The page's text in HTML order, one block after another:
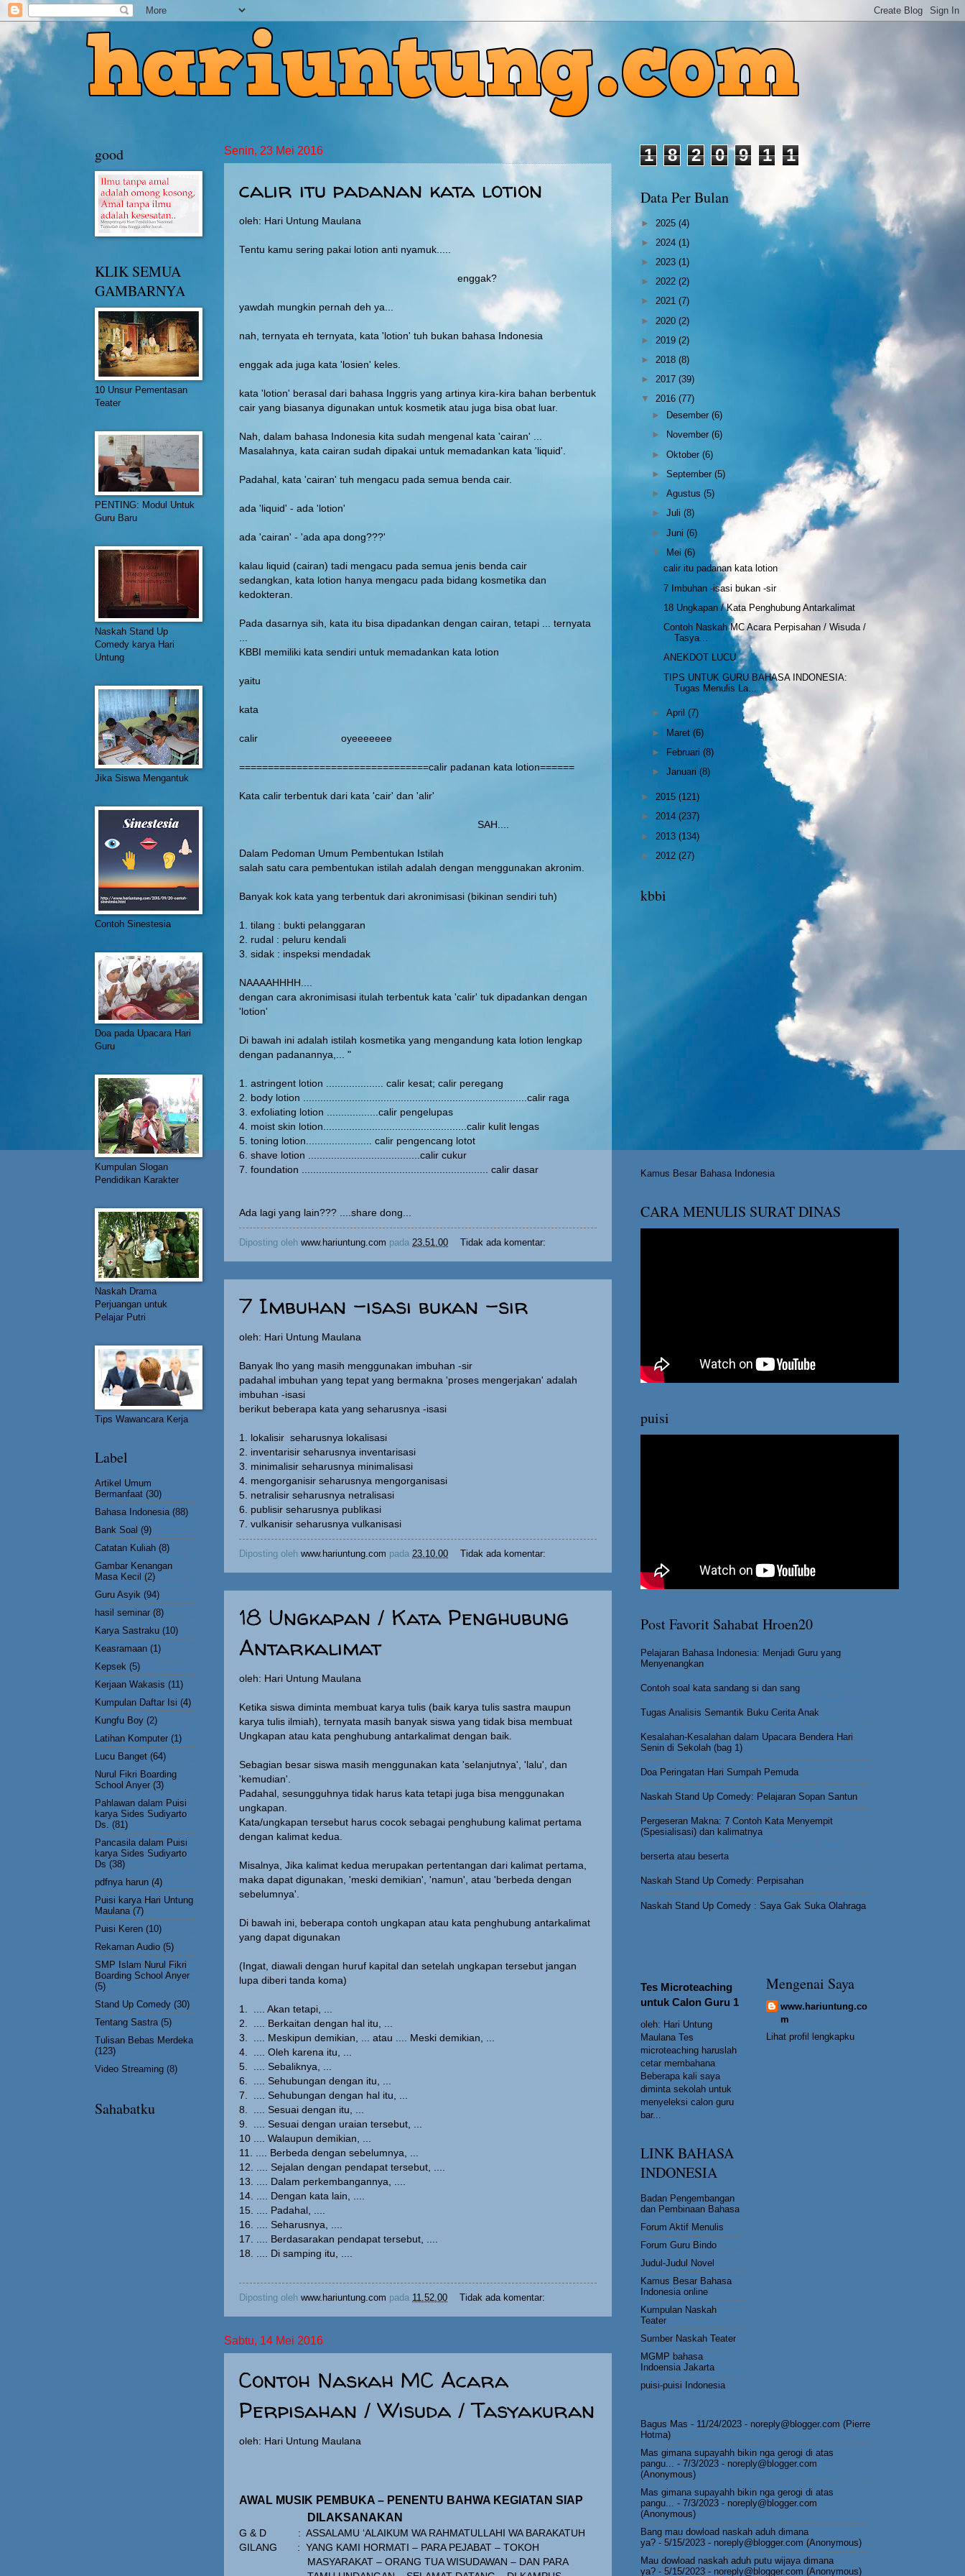
Senin, 23 Mei 2016
calir itu padanan kata lotion
oleh: Hari Untung Maulana
Tentu kamu sering pakai lotion anti nyamuk.....
enggak?
yawdah mungkin pernah deh ya...
nah, ternyata eh ternyata, kata 'lotion' tuh bukan bahasa Indonesia
enggak ada juga kata 'losien' keles.
kata 'lotion' berasal dari bahasa Inggris yang artinya kira-kira bahan berbentuk
cair yang biasanya digunakan untuk kosmetik atau juga bisa obat luar.
Nah, dalam bahasa Indonesia kita sudah mengenal kata 'cairan' ...
Masalahnya, kata cairan sudah dipakai untuk memadankan kata 'liquid'.
Padahal, kata 'cairan' tuh mengacu pada semua benda cair.
ada 'liquid' - ada 'lotion'
ada 'cairan' - 'ada apa dong???'
kalau liquid (cairan) tadi mengacu pada semua jenis benda cair
sedangkan, kata lotion hanya mengacu pada bidang kosmetika dan
kedokteran.
Pada dasarnya sih, kata itu bisa dipadankan dengan cairan, tetapi ... ternyata
KBBI memiliki kata sendiri untuk memadankan kata lotion
yaitu
kata
calir oyeeeeeee
=================================calir padanan kata lotion======
Kata calir terbentuk dari kata 'cair' dan 'alir'
SAH....
Dalam Pedoman Umum Pembentukan Istilah
salah satu cara pembentukan istilah adalah dengan menggunakan akronim.
Banyak kok kata yang terbentuk dari akronimisasi (bikinan sendiri tuh)
1. tilang : bukti pelanggaran
2. rudal : peluru kendali
3. sidak : inspeksi mendadak
NAAAAHHHH....
dengan cara akronimisasi itulah terbentuk kata 'calir' tuk dipadankan dengan
'lotion'
Di bawah ini adalah istilah kosmetika yang mengandung kata lotion lengkap
dengan padanannya,... "
1. astringent lotion .................... calir kesat; calir peregang
2. body lotion ..............................................................................calir raga
3. exfoliating lotion ..................calir pengelupas
4. moist skin lotion..................................................calir kulit lengas
5. toning lotion....................... calir pengencang lotot
6. shave lotion .......................................calir cukur
7. foundation ................................................................. calir dasar
Ada lagi yang lain??? ....share dong...
Diposting oleh www.hariuntung.com pada 23.51.00 Tidak ada komentar:
7 Imbuhan -isasi bukan -sir
oleh: Hari Untung Maulana
Banyak lho yang masih menggunakan imbuhan -sir
padahal imbuhan yang tepat yang bermakna 'proses mengerjakan' adalah
imbuhan -isasi
berikut beberapa kata yang seharusnya -isasi
1. lokalisir seharusnya lokalisasi
2. inventarisir seharusnya inventarisasi
3. minimalisir seharusnya minimalisasi
4. mengorganisir seharusnya mengorganisasi
5. netralisir seharusnya netralisasi
6. publisir seharusnya publikasi
7. vulkanisir seharusnya vulkanisasi
Diposting oleh www.hariuntung.com pada 23.10.00 Tidak ada komentar:
18 Ungkapan / Kata Penghubung
Antarkalimat
oleh: Hari Untung Maulana
Ketika siswa diminta membuat karya tulis (baik karya tulis sastra maupun
karya tulis ilmiah), ternyata masih banyak siswa yang tidak bisa membuat
Ungkapan atau kata penghubung antarkalimat dengan baik.
Sebagian besar siswa masih menggunakan kata 'selanjutnya', 'lalu', dan
'kemudian'.
Padahal, sesungguhnya tidak harus kata tetapi juga bisa menggunakan
ungkapan.
Kata/ungkapan tersebut harus cocok sebagai penghubung kalimat pertama
dengan kalimat kedua.
Misalnya, Jika kalimat kedua merupakan pertentangan dari kalimat pertama,
maka dapat digunakan, 'meski demikian', 'namun', atau 'berbeda dengan
sebelumnya'.
Di bawah ini, beberapa contoh ungkapan atau kata penghubung antarkalimat
yang dapat digunakan
(Ingat, diawali dengan huruf kapital dan setelah ungkapan tersebut jangan
lupa diberi tanda koma)
1. .... Akan tetapi, ...
2. .... Berkaitan dengan hal itu, ...
3. .... Meskipun demikian, ... atau .... Meski demikian, ...
4. .... Oleh karena itu, ...
5. .... Sebaliknya, ...
6. .... Sehubungan dengan itu, ...
7. .... Sehubungan dengan hal itu, ...
8. .... Sesuai dengan itu, ...
9. .... Sesuai dengan uraian tersebut, ...
10 .... Walaupun demikian, ...
11. .... Berbeda dengan sebelumnya, ...
12. .... Sejalan dengan pendapat tersebut, ....
13. .... Dalam perkembangannya, ....
14. .... Dengan kata lain, ....
15. .... Padahal, ....
16. .... Seharusnya, ....
17. .... Berdasarakan pendapat tersebut, ....
18. .... Di samping itu, ....
Diposting oleh www.hariuntung.com pada 11.52.00 Tidak ada komentar:
Sabtu, 14 Mei 2016
Contoh Naskah MC Acara
Perpisahan / Wisuda / Tasyakuran
oleh: Hari Untung Maulana
AWAL MUSIK PEMBUKA – PENENTU BAHWA KEGIATAN SIAP
DILAKSANAKAN
G & D : ASSALAMU ‘ALAIKUM WA RAHMATULLAHI WA BARAKATUH
GILANG
: YANG KAMI HORMATI – PARA PEJABAT – TOKOH
MASYARAKAT – ORANG TUA WISUDAWAN – DAN PARA
good
KLIK SEMUA
GAMBARNYA
10 Unsur Pementasan
Teater
PENTING: Modul Untuk
Guru Baru
Naskah Stand Up
Comedy karya Hari
Untung
Jika Siswa Mengantuk
Contoh Sinestesia
Doa pada Upacara Hari
Guru
Kumpulan Slogan
Pendidikan Karakter
Naskah Drama
Perjuangan untuk
Pelajar Putri
Tips Wawancara Kerja
Label
Artikel Umum
Bermanfaat (30)
Bahasa Indonesia (88)
Bank Soal (9)
Catatan Kuliah (8)
Gambar Kenangan
Masa Kecil (2)
Guru Asyik (94)
hasil seminar (8)
Karya Sastraku (10)
Keasramaan (1)
Kepsek (5)
Kerjaan Wakasis (11)
Kumpulan Daftar Isi (4)
Kungfu Boy (2)
Latihan Komputer (1)
Lucu Banget (64)
Nurul Fikri Boarding
School Anyer (3)
Pahlawan dalam Puisi
karya Sides Sudiyarto
Ds. (81)
Pancasila dalam Puisi
karya Sides Sudiyarto
Ds (38)
pdfnya harun (4)
Puisi karya Hari Untung
Maulana (7)
Puisi Keren (10)
Rekaman Audio (5)
SMP Islam Nurul Fikri
Boarding School Anyer
(5)
Stand Up Comedy (30)
Tentang Sastra (5)
Tulisan Bebas Merdeka
(123)
Video Streaming (8)
Sahabatku
1 8 2 0 9 1 1
Data Per Bulan
► 2025 (4)
► 2024 (1)
► 2023 (1)
► 2022 (2)
► 2021 (7)
► 2020 (2)
► 2019 (2)
► 2018 (8)
► 2017 (39)
▼ 2016 (77)
►
Desember(6)
►
November(6)
►Oktober(6)
►September(5)
►Agustus(5)
►Juli(8)
►Juni(6)
▼ Mei(6)
calir itu padanan kata lotion
7 Imbuhan -isasi bukan -sir
18 Ungkapan / Kata Penghubung Antarkalimat
Contoh Naskah MC Acara Perpisahan / Wisuda /
Tasya...
ANEKDOT LUCU
TIPS UNTUK GURU BAHASA INDONESIA:
Tugas Menulis La...
►April(7)
► Maret(6)
►
Februari(8)
►Januari(8)
► 2015 (121)
► 2014 (237)
► 2013 (134)
► 2012 (27)
kbbi
Kamus Besar Bahasa Indonesia
CARA MENULIS SURAT DINAS
puisi
Post Favorit Sahabat Hroen20
Pelajaran Bahasa Indonesia: Menjadi Guru yang
Menyenangkan
Contoh soal kata sandang si dan sang
Tugas Analisis Semantik Buku Cerita Anak
Kesalahan-Kesalahan dalam Upacara Bendera Hari
Senin di Sekolah (bag 1)
Doa Peringatan Hari Sumpah Pemuda
Naskah Stand Up Comedy: Pelajaran Sopan Santun
Pergeseran Makna: 7 Contoh Kata Menyempit
(Spesialisasi) dan kalimatnya
berserta atau beserta
Naskah Stand Up Comedy: Perpisahan
Naskah Stand Up Comedy : Saya Gak Suka Olahraga
Tes Microteaching
untuk Calon Guru 1
oleh: Hari Untung
Maulana Tes
microteaching haruslah
cetar membahana
Beberapa kali saya
diminta sekolah untuk
menyeleksi calon guru
bar...
LINK BAHASA
INDONESIA
Badan Pengembangan
dan Pembinaan Bahasa
Forum Aktif Menulis
Forum Guru Bindo
Judul-Judul Novel
Kamus Besar Bahasa
Indonesia online
Kumpulan Naskah
Teater
Sumber Naskah Teater
MGMP bahasa
Indoensia Jakarta
puisi-puisi Indonesia
Mengenai Saya
www.hariuntung.co
m
Lihat profil lengkapku
Bagus Mas - 11/24/2023 - noreply@blogger.com (Pierre
Hotma)
Mas gimana supayahh bikin nga gerogi di atas
pangu... - 7/3/2023 - noreply@blogger.com
(Anonymous)
Mas gimana supayahh bikin nga gerogi di atas
pangu... - 7/3/2023 - noreply@blogger.com
(Anonymous)
Bang mau dowload naskah aduh dimana
ya? - 5/15/2023 - noreply@blogger.com (Anonymous)
Mau dowload naskah aduh putu wijaya dimana
ya? - 5/15/2023 - noreply@blogger.com (Anonymous)